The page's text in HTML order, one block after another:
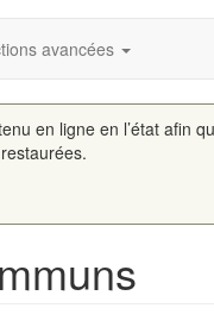
avancées
en ligne en l’état afin